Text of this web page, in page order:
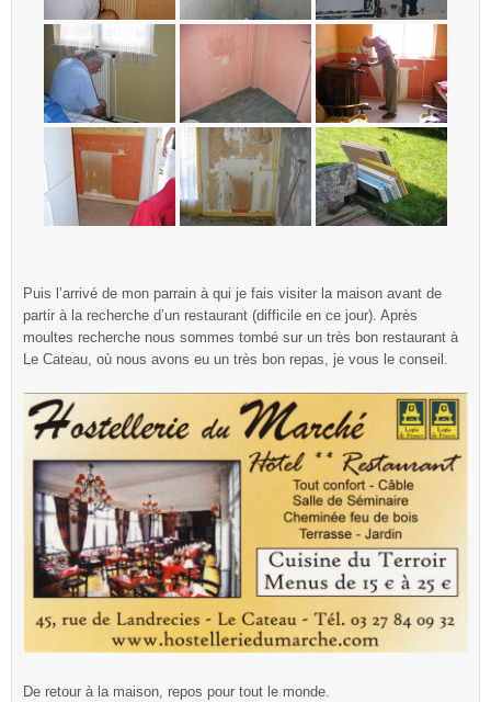
Puis l’arrivé de mon parrain à qui je fais visiter la maison avant de
partir à la recherche d’un restaurant (difficile en ce jour). Après
moultes recherche nous sommes tombé sur un très bon restaurant à
Le Cateau, où nous avons eu un très bon repas, je vous le conseil.
De retour à la maison, repos pour tout le monde.